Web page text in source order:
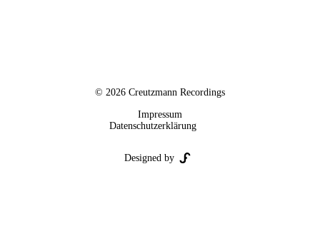
© 2026 Creutzmann Recordings
Impressum
Datenschutzerklärung
Designed by